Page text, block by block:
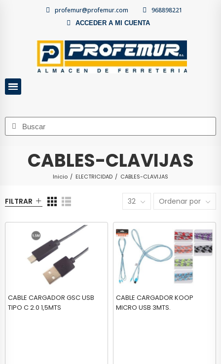
profemur@profemur.com 968898221
ACCEDER A MI CUENTA
CABLES-CLAVIJAS
Inicio ELECTRICIDAD CABLES-CLAVIJAS
FILTRAR 32 Ordenar por
CABLE CARGADOR GSC USB
TIPO C 2.0 1,5MTS
CABLE CARGADOR KOOP
MICRO USB 3MTS.